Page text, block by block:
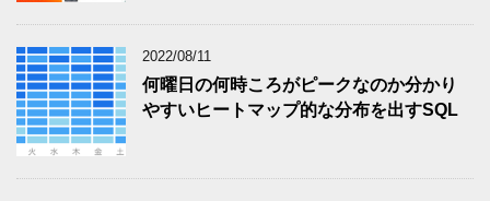
2022/08/11
何曜日の何時ころがピークなのか分かり
やすいヒートマップ的な分布を出すSQL